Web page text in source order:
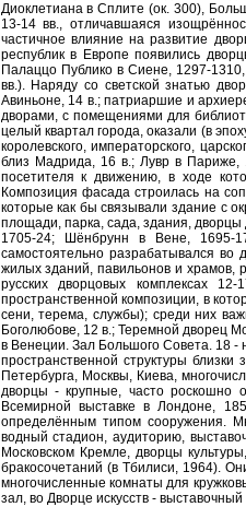
Диоклетиана в Сплите (ок. 300),
13-14 вв., отличавшаяся
частичное влияние на развитие
республик в Европе появились
Палаццо Публико в Сиене, 1297-
вв.). Наряду со светской знатью
Авиньоне, 14 в.; патриаршие и
дворами, с помещениями для
целый квартал города, оказали (в
королевского, императорского,
близ Мадрида, 16 в.; Лувр в Париже,
посетителя к движению, в ходе
Композиция фасада строилась на
которые как бы связывали здание с
площади, парка, сада, здания,
1705-24; Шёнбрунн в Вене, 1695-
самостоятельно разрабатывался во
жилых зданий, павильонов и храмов,
русских дворцовых комплексах
пространственной композиции, в
сени, терема, службы); среди них
Боголюбове, 12 в.; Теремной дворец
в Венеции. Зал Большого Совета. 18 -
пространственной структуры
Петербурга, Москвы, Киева,
дворцы - крупные, часто роскошно
Всемирной выставке в Лондоне,
определённым типом сооружения.
водный стадион, аудиторию,
Московском Кремле, дворцы
бракосочетаний (в Тбилиси, 1964).
многочисленные комнаты для
зал, во Дворце искусств -